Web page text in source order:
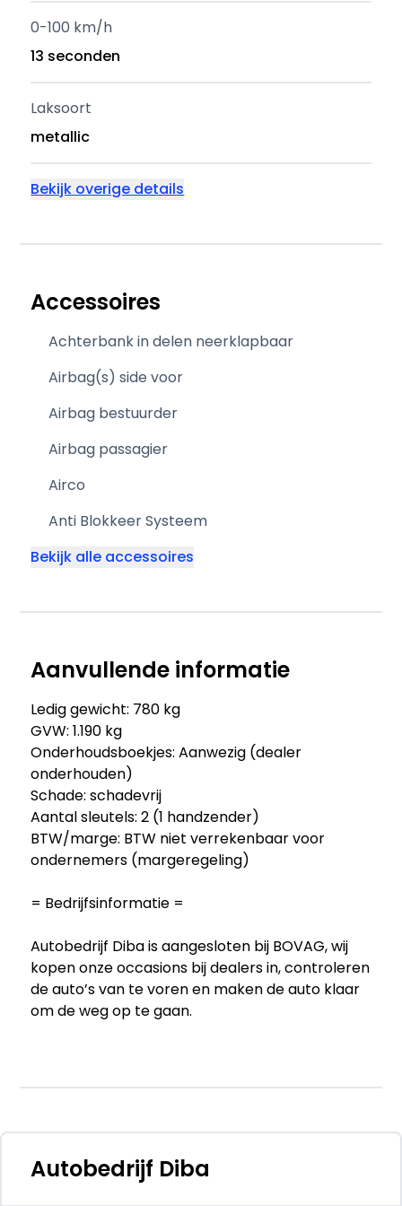
0-100 km/h
13 seconden
Laksoort
metallic
Bekijk overige details
Accessoires
Achterbank in delen neerklapbaar
Airbag(s) side voor
Airbag bestuurder
Airbag passagier
Airco
Anti Blokkeer Systeem
Bekijk alle accessoires
Aanvullende informatie
Ledig gewicht: 780 kg
GVW: 1.190 kg
Onderhoudsboekjes: Aanwezig (dealer
onderhouden)
Schade: schadevrij
Aantal sleutels: 2 (1 handzender)
BTW/marge: BTW niet verrekenbaar voor
ondernemers (margeregeling)
= Bedrijfsinformatie =
Autobedrijf Diba is aangesloten bij BOVAG, wij
kopen onze occasions bij dealers in, controleren
de auto’s van te voren en maken de auto klaar
om de weg op te gaan.
• Tenaamstelling en vrijwaring van voertuigen
op locatie!
• 7 dagen geopend op afspraak! (ook in de
Autobedrijf Diba